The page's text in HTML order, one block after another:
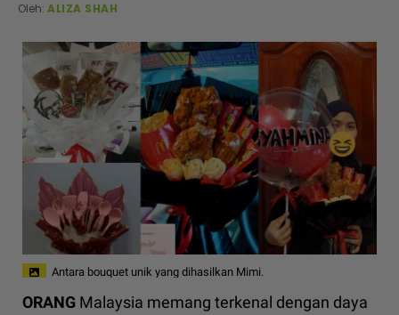
Oleh: ALIZA SHAH
Antara bouquet unik yang dihasilkan Mimi.
ORANG Malaysia memang terkenal dengan daya